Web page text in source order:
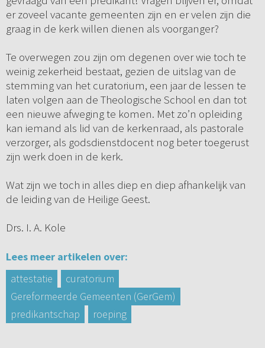
er zoveel vacante gemeenten zijn en er velen zijn die
graag in de kerk willen dienen als voorganger?
Te overwegen zou zijn om degenen over wie toch te
weinig zekerheid bestaat, gezien de uitslag van de
stemming van het curatorium, een jaar de lessen te
laten volgen aan de Theologische School en dan tot
een nieuwe afweging te komen. Met zo’n opleiding
kan iemand als lid van de kerkenraad, als pastorale
verzorger, als godsdienstdocent nog beter toegerust
zijn werk doen in de kerk.
Wat zijn we toch in alles diep en diep afhankelijk van
de leiding van de Heilige Geest.
Drs. I. A. Kole
Lees meer artikelen over:
attestatie
curatorium
Gereformeerde Gemeenten (GerGem)
predikantschap
roeping